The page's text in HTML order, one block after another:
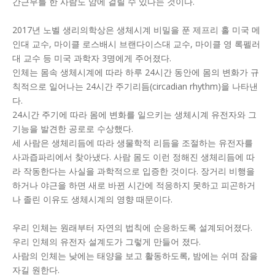
2017년 노벨 생리의학상은 생체시계 비밀을 푼 제프리 홀 미국 메
인대 교수, 마이클 로스배시 브랜다이스대 교수, 마이클 영 록펠러
대 교수 등 미국 과학자 3명에게 주어졌다.
인체는 몸속 생체시계에 따라 하루 24시간 동안에 몸의 변화가 규
칙적으로 일어나는 24시간 주기리듬(circadian rhythm)을 나타낸
다.
24시간 주기에 따라 몸에 변화를 일으키는 생체시계 유전자와 그
기능을 발견한 공로로 수상했다.
세 사람은 생체리듬에 따라 생물학적 리듬을 조절하는 유전자를
사과즙파리에서 찾아냈다. 사람 몸도 이런 정해진 생체리듬에 따
라 작동한다는 사실을 과학적으로 입증한 것이다. 장거리 비행을
하거나 야근을 하면 새로 바뀐 시간에 적응하지 못하고 피곤하거
나 졸린 이유도 생체시계의 영향 때문이다.
우리 인체는 원래부터 자연의 법칙에 순응하도록 설계되어졌다.
우리 인체의 유전자 설계도가 그렇게 만들어 졌다.
사람의 인체는 낮에는 태양을 보고 활동하도록, 밤에는 쉬며 잠을
자길 원한다.